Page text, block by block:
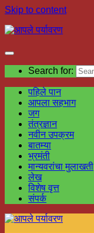
Skip to content
Search for:
पहिले पान
आपला सहभाग
जग
तंत्रज्ञान
नवीन उपक्रम
बातम्या
भ्रमंती
मान्यवरांचा मुलाखती
लेख
विशेष वृत्त
संपर्क